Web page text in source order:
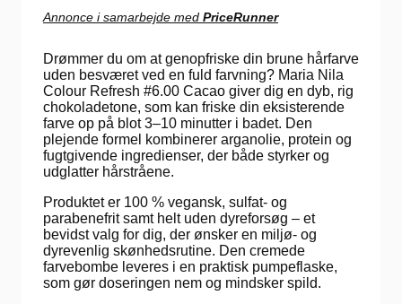
Annonce i samarbejde med PriceRunner
Drømmer du om at genopfriske din brune hårfarve
uden besværet ved en fuld farvning? Maria Nila
Colour Refresh #6.00 Cacao giver dig en dyb, rig
chokoladetone, som kan friske din eksisterende
farve op på blot 3–10 minutter i badet. Den
plejende formel kombinerer arganolie, protein og
fugtgivende ingredienser, der både styrker og
udglatter hårstråene.
Produktet er 100 % vegansk, sulfat- og
parabenefrit samt helt uden dyreforsøg – et
bevidst valg for dig, der ønsker en miljø- og
dyrevenlig skønhedsrutine. Den cremede
farvebombe leveres i en praktisk pumpeflaske,
som gør doseringen nem og mindsker spild.